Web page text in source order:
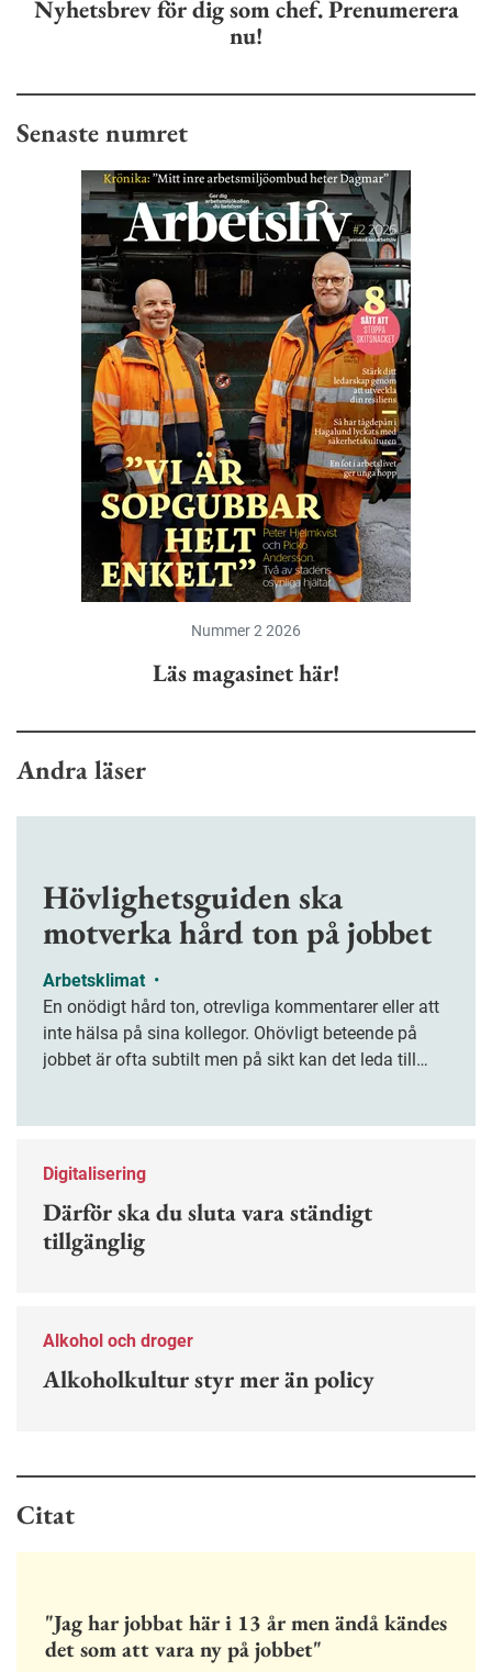
Nyhetsbrev för dig som chef. Prenumerera
nu!
Senaste numret
Nummer 2 2026
Läs magasinet här!
Andra läser
Hövlighetsguiden ska
motverka hård ton på jobbet
Arbetsklimat •
En onödigt hård ton, otrevliga kommentarer eller att
inte hälsa på sina kollegor. Ohövligt beteende på
jobbet är ofta subtilt men på sikt kan det leda till
Digitalisering
Därför ska du sluta vara ständigt
tillgänglig
Alkohol och droger
Alkoholkultur styr mer än policy
Citat
"Jag har jobbat här i 13 år men ändå kändes
det som att vara ny på jobbet"